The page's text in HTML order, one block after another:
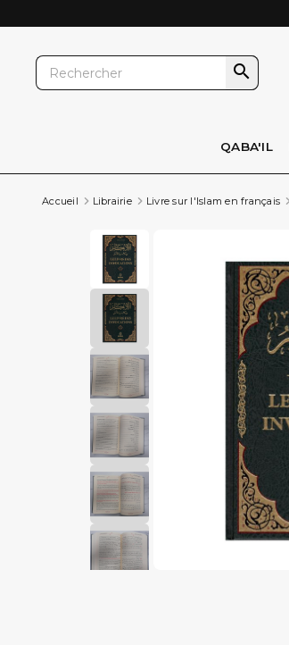

QABA'IL
Accueil Librairie Livre sur l'Islam en français